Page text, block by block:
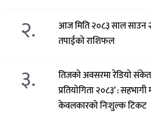
२.
आज मिति २०८३ साल साउन
तपाईको राशिफल
३.
तिजको अवसरमा रेडियो
प्रतियोगिता २०८३’ :
केवलकारको निःशुल्क टिकट